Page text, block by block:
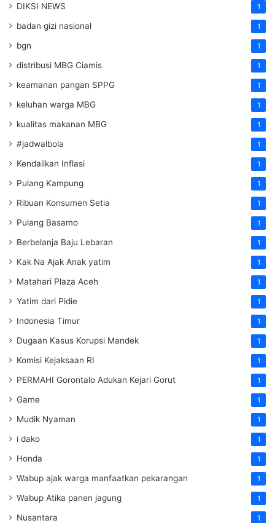
DIKSI NEWS 1
badan gizi nasional 1
bgn 1
distribusi MBG Ciamis 1
keamanan pangan SPPG 1
keluhan warga MBG 1
kualitas makanan MBG 1
#jadwalbola 1
Kendalikan Inflasi 1
Pulang Kampung 1
Ribuan Konsumen Setia 1
Pulang Basamo 1
Berbelanja Baju Lebaran 1
Kak Na Ajak Anak yatim 1
Matahari Plaza Aceh 1
Yatim dari Pidie 1
Indonesia Timur 1
Dugaan Kasus Korupsi Mandek 1
Komisi Kejaksaan RI 1
PERMAHI Gorontalo Adukan Kejari Gorut 1
Game 1
Mudik Nyaman 1
i dako 1
Honda 1
Wabup ajak warga manfaatkan pekarangan 1
Wabup Atika panen jagung 1
Nusantara 1